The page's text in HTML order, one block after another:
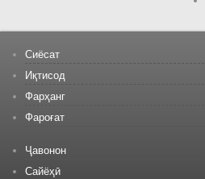
Сиёсат
Иқтисод
Фарҳанг
Фароғат
Ҷавонон
Сайёҳӣ